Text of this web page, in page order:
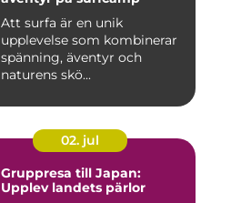
Att surfa är en unik
upplevelse som kombinerar
spänning, äventyr och
naturens skö...
02. jul
Gruppresa till Japan:
Upplev landets pärlor